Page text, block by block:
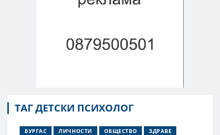
ТАГ ДЕТСКИ ПСИХОЛОГ
БУРГАС ЛИЧНОСТИ ОБЩЕСТВО ЗДРАВЕ